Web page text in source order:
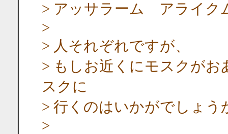
> アッサラーム アライク
>
> 人それぞれですが、
> もしお近くにモスクが
スクに
> 行くのはいかがでしょう
>